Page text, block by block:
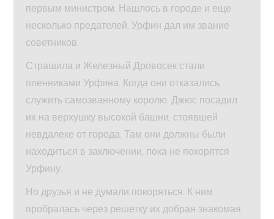
первым министром. Нашлось в городе и еще
несколько предателей. Урфин дал им звание
советников.
Страшила и Железный Дровосек стали
пленниками Урфина. Когда они отказались
служить самозванному королю, Джюс посадил
их на верхушку высокой башни, стоявшей
невдалеке от города. Там они должны были
находиться в заключении, пока не покорятся
Урфину.
Но друзья и не думали покоряться. К ним
пробралась через решетку их добрая знакомая,